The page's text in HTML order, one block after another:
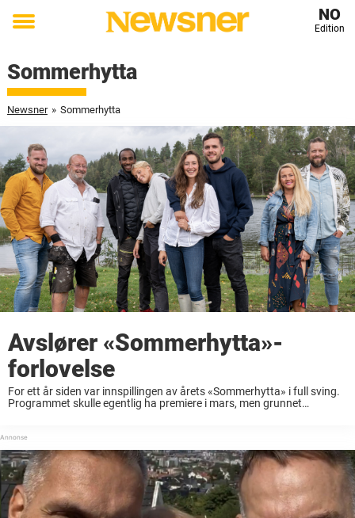
Toggle
NO
Edition
Sommerhytta
Newsner » Sommerhytta
Avslører «Sommerhytta»-
forlovelse
For ett år siden var innspillingen av årets «Sommerhytta» i full sving.
Programmet skulle egentlig ha premiere i mars, men grunnet